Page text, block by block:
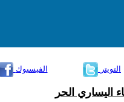
الفيسبوك
التويتر
اليساري الحر